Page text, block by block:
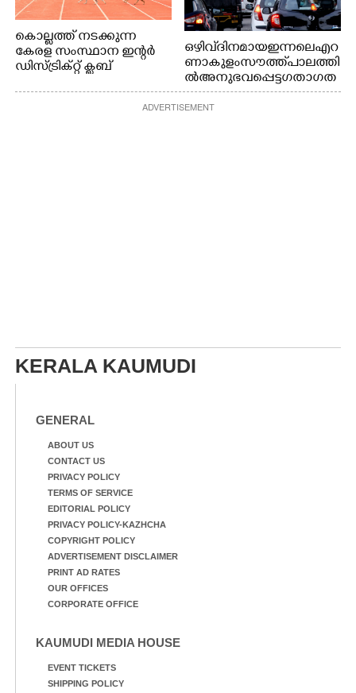
കൊല്ലത്ത് നടക്കുന്ന
കേരള സംസ്ഥാന ഇന്റർ
ഡിസ്ട്രിക്റ്റ് ക്ലബ്
ചാമ്പ്യൻഷിപ്പിൽ അണ്ടർ
20 ആൺകുട്ടികളുടെ 200
ഒഴിവ് ദിനമായ ഇന്നലെ എറ
ണാകുളം സൗത്ത് പാലത്തി
ൽ അനുഭവപ്പെട്ട ഗതാഗത
ക്കുരുക്ക്
ADVERTISEMENT
KERALA KAUMUDI
GENERAL
ABOUT US
CONTACT US
PRIVACY POLICY
TERMS OF SERVICE
EDITORIAL POLICY
PRIVACY POLICY-KAZHCHA
COPYRIGHT POLICY
ADVERTISEMENT DISCLAIMER
PRINT AD RATES
OUR OFFICES
CORPORATE OFFICE
KAUMUDI MEDIA HOUSE
EVENT TICKETS
SHIPPING POLICY